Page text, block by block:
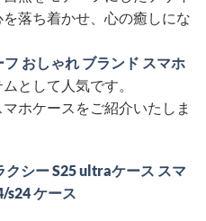
落ち着かせ、心の癒しにな
フ おしゃれ ブランド スマホ
として人気です。
ホケースをご紹介いたしま
クシー S25 ultraケース スマ
s24 ケース